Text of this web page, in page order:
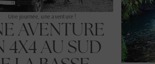
Une journée, une aventure !
AVENTURE
4X4 AU SUD